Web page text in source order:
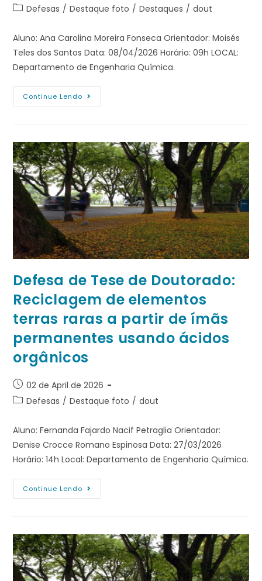
Defesas / Destaque foto / Destaques / dout
Aluno: Ana Carolina Moreira Fonseca Orientador: Moisés
Teles dos Santos Data: 08/04/2026 Horário: 09h LOCAL:
Departamento de Engenharia Química.
Continue Lendo
Defesa de Tese de Doutorado:
Reciclagem de elementos
terras raras a partir de ímãs
permanentes usando ácidos
orgânicos
02 de April de 2026
Defesas / Destaque foto / dout
Aluno: Fernanda Fajardo Nacif Petraglia Orientador:
Denise Crocce Romano Espinosa Data: 27/03/2026
Horário: 14h Local: Departamento de Engenharia Química.
Continue Lendo